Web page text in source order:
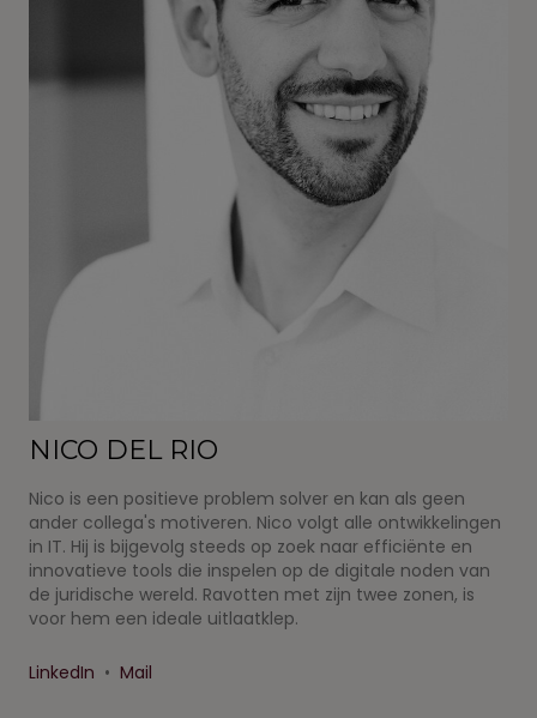
NICO DEL RIO
Nico is een positieve problem solver en kan als geen
ander collega's motiveren. Nico volgt alle ontwikkelingen
in IT. Hij is bijgevolg steeds op zoek naar efficiënte en
innovatieve tools die inspelen op de digitale noden van
de juridische wereld. Ravotten met zijn twee zonen, is
voor hem een ideale uitlaatklep.
LinkedIn • Mail